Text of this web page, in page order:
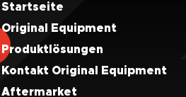
Startseite
Original Equipment
Produktlösungen
Kontakt Original Equipment
Aftermarket